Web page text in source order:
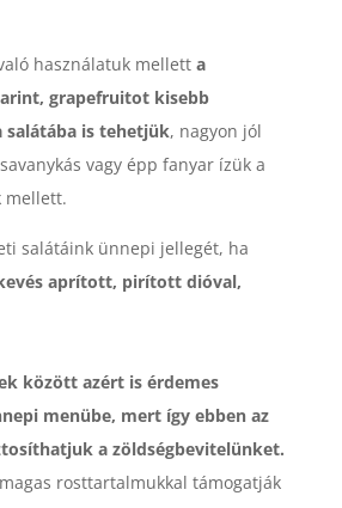
használatuk mellett a
grapefruitot kisebb
salátába is tehetjük, nagyon jól
vagy épp fanyar ízük a
mellett.
salátáink ünnepi jellegét, ha
aprított, pirított dióval,
között azért is érdemes
menübe, mert így ebben az
a zöldségbevitelünket.
rosttartalmukkal támogatják